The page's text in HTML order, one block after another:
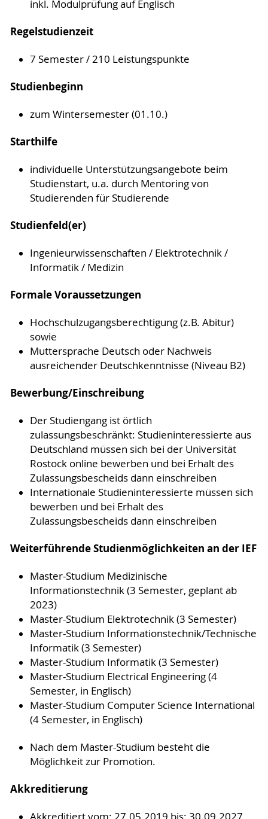
inkl. Modulprüfung auf Englisch
Regelstudienzeit
7 Semester / 210 Leistungspunkte
Studienbeginn
zum Wintersemester (01.10.)
Starthilfe
individuelle Unterstützungsangebote beim
Studienstart, u.a. durch Mentoring von
Studierenden für Studierende
Studienfeld(er)
Ingenieurwissenschaften / Elektrotechnik /
Informatik / Medizin
Formale Voraussetzungen
Hochschulzugangsberechtigung (z.B. Abitur)
sowie
Muttersprache Deutsch oder Nachweis
ausreichender Deutschkenntnisse (Niveau B2)
Bewerbung/Einschreibung
Der Studiengang ist örtlich
zulassungsbeschränkt: Studieninteressierte aus
Deutschland müssen sich bei der Universität
Rostock online bewerben und bei Erhalt des
Zulassungsbescheids dann einschreiben
Internationale Studieninteressierte müssen sich
bewerben und bei Erhalt des
Zulassungsbescheids dann einschreiben
Weiterführende Studienmöglichkeiten an der IEF
Master-Studium Medizinische
Informationstechnik (3 Semester, geplant ab
2023)
Master-Studium Elektrotechnik (3 Semester)
Master-Studium Informationstechnik/Technische
Informatik (3 Semester)
Master-Studium Informatik (3 Semester)
Master-Studium Electrical Engineering (4
Semester, in Englisch)
Master-Studium Computer Science International
(4 Semester, in Englisch)
Nach dem Master-Studium besteht die
Möglichkeit zur Promotion.
Akkreditierung